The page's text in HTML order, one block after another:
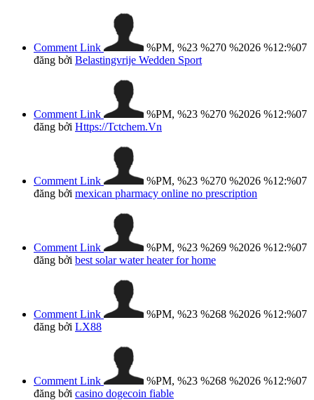
Comment Link
%PM, %23 %270 %2026 %12:%07
đăng bởi Belastingvrije Wedden Sport
Comment Link
%PM, %23 %270 %2026 %12:%07
đăng bởi Https://Tctchem.Vn
Comment Link
%PM, %23 %270 %2026 %12:%07
đăng bởi mexican pharmacy online no prescription
Comment Link
%PM, %23 %269 %2026 %12:%07
đăng bởi best solar water heater for home
Comment Link
%PM, %23 %268 %2026 %12:%07
đăng bởi LX88
Comment Link
%PM, %23 %268 %2026 %12:%07
đăng bởi casino dogecoin fiable